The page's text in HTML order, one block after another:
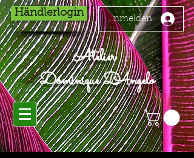
Händlerlogin
Anmelden
Atelier
Dominique D'Angelo